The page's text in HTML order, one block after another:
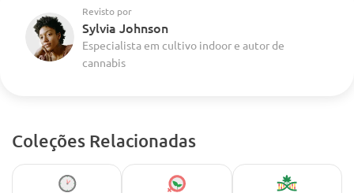
Revisto por
Sylvia Johnson
Especialista em cultivo indoor e autor de
cannabis
Coleções Relacionadas